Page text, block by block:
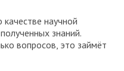
специалистов
акушерство,
Медиабюро
научной
знаний.
вопросов, это займёт